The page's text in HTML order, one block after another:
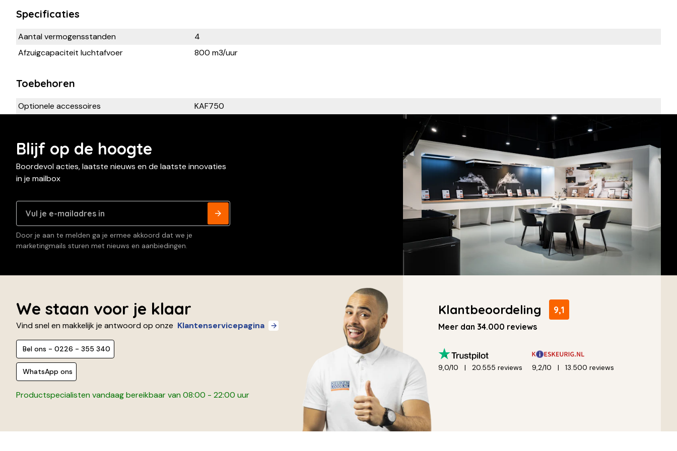
Specificaties
Aantal vermogensstanden
4
Afzuigcapaciteit luchtafvoer
800 m3/uur
Toebehoren
Optionele accessoires KAF750
Blijf op de hoogte
Boordevol acties, laatste nieuws en de laatste innovaties
in je mailbox
Door je aan te melden ga je ermee akkoord dat we je
marketingmails sturen met nieuws en aanbiedingen.
We staan voor je klaar
Vind snel en makkelijk je antwoord op onze Klantenservicepagina
Bel ons - 0226 - 355 340
WhatsApp ons
Productspecialisten vandaag bereikbaar van 08:00 - 22:00 uur
Klantbeoordeling 9,1
Meer dan 34.000 reviews
9,0/10 20.555 reviews 9,2/10 13.500 reviews